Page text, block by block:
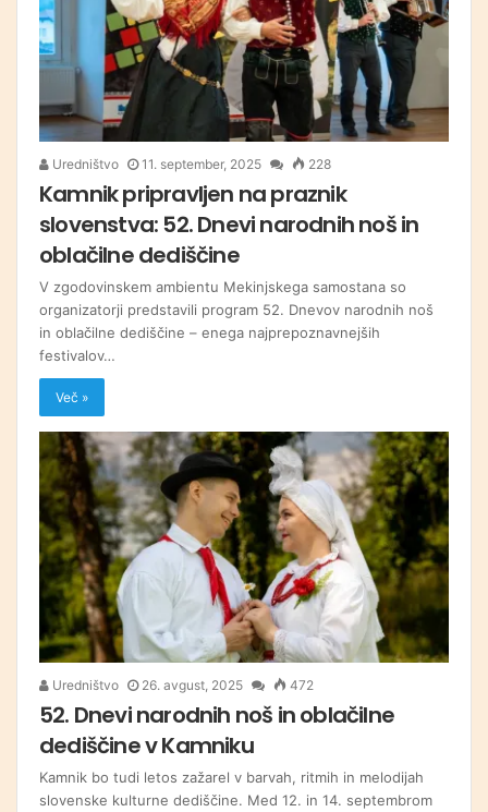
Uredništvo 11. september, 2025 228
Kamnik pripravljen na praznik
slovenstva: 52. Dnevi narodnih noš in
oblačilne dediščine
V zgodovinskem ambientu Mekinjskega samostana so
organizatorji predstavili program 52. Dnevov narodnih noš
in oblačilne dediščine – enega najprepoznavnejših
festivalov…
Več »
Uredništvo 26. avgust, 2025 472
52. Dnevi narodnih noš in oblačilne
dediščine v Kamniku
Kamnik bo tudi letos zažarel v barvah, ritmih in melodijah
slovenske kulturne dediščine. Med 12. in 14. septembrom